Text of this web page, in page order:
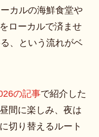
カルの海鮮食堂や
ローカルで済ませ
、という流れがベ
の記事で紹介した
間に楽しみ、夜は
切り替えるルート